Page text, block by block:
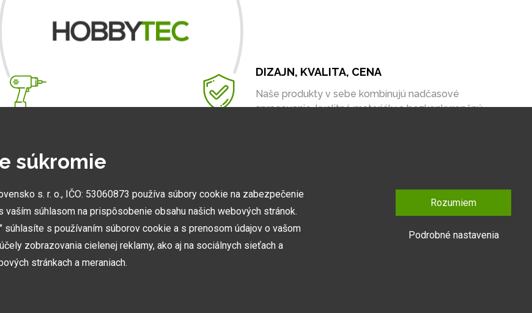
DIZAJN, KVALITA, CENA
Naše produkty v sebe kombinujú nadčasové
spracovanie, kvalitné materiály a bezkonkurenčnú
NAJVÄČŠIE SHOWROOMY
Vytvorili sme najväčšie ukážkové centrá svojho druhu
v ČR a SK. Nájdete nás v Prahe a Prešove.
súkromie
s. r. o., IČO: 53060873 používa súbory cookie na zabezpečenie
súhlasom na prispôsobenie obsahu našich webových stránok.
súhlasíte s používaním súborov cookie a s prenosom údajov o vašom
zobrazovania cielenej reklamy, ako aj na sociálnych sieťach a
stránkach a meraniach.
Rozumiem
Podrobné nastavenia